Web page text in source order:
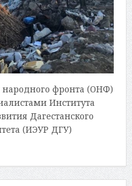
народного фронта (ОНФ)
Института
Дагестанского
(ИЭУР ДГУ)